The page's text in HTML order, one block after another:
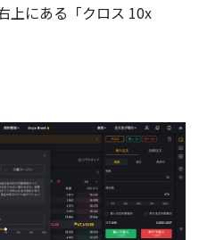
上にある「クロス 10x